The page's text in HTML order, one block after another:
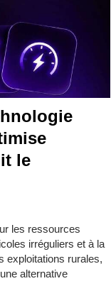
le
les ressources
irréguliers et à la
exploitations rurales,
alternative